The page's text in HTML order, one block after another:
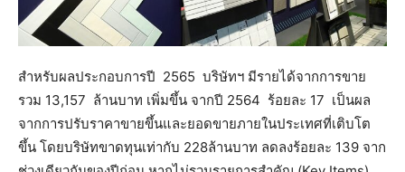
สำหรับผลประกอบการปี 2565 บริษัทฯ มีรายได้จากการขาย
รวม 13,157 ล้านบาท เพิ่มขึ้น จากปี 2564 ร้อยละ 17 เป็นผล
จากการปรับราคาขายขึ้นและยอดขายภายในประเทศที่เติบโต
ขึ้น โดยบริษัทขาดทุนเท่ากับ 228ล้านบาท ลดลงร้อยละ 139 จาก